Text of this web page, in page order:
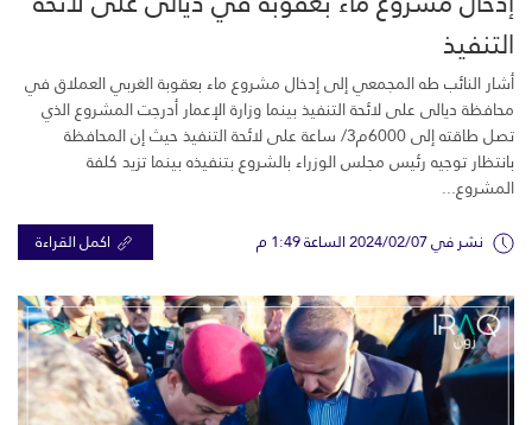
التنفيذ
أشار النائب طه المجمعي إلى إدخال مشروع ماء بعقوبة الغربي العملاق في
محافظة ديالى على لائحة التنفيذ بينما وزارة الإعمار أدرجت المشروع الذي
تصل طاقته إلى 6000م3/ ساعة على لائحة التنفيذ حيث إن المحافظة
بانتظار توجيه رئيس مجلس الوزراء بالشروع بتنفيذه بينما تزيد كلفة
المشروع...
نشر في 2024/02/07 الساعة 1:49 م اكمل القراءة